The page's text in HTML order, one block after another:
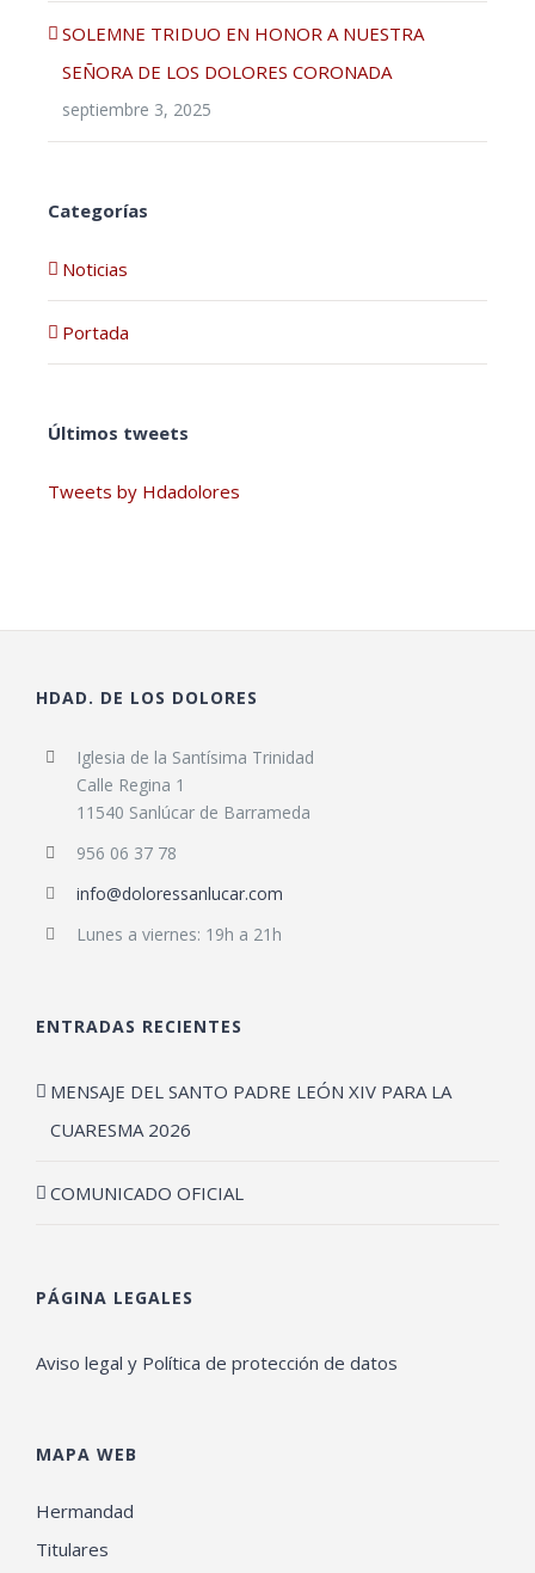
SOLEMNE TRIDUO EN HONOR A NUESTRA
SEÑORA DE LOS DOLORES CORONADA
septiembre 3, 2025
Categorías
Noticias
Portada
Últimos tweets
Tweets by Hdadolores
HDAD. DE LOS DOLORES
Iglesia de la Santísima Trinidad
Calle Regina 1
11540 Sanlúcar de Barrameda
956 06 37 78
info@doloressanlucar.com
Lunes a viernes: 19h a 21h
ENTRADAS RECIENTES
MENSAJE DEL SANTO PADRE LEÓN XIV PARA LA
CUARESMA 2026
COMUNICADO OFICIAL
PÁGINA LEGALES
Aviso legal y Política de protección de datos
MAPA WEB
Hermandad
Titulares